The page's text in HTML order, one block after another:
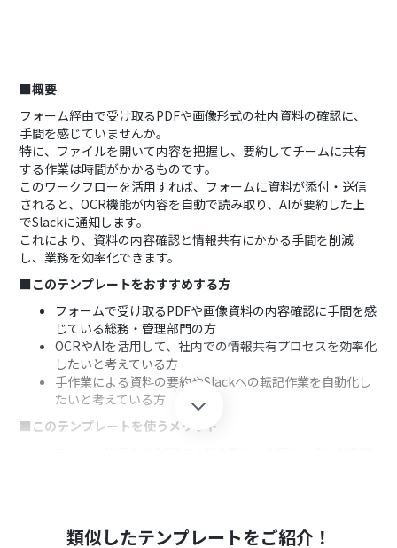
■概要
フォーム経由で受け取るPDFや画像形式の社内資料の確認に、
手間を感じていませんか。
特に、ファイルを開いて内容を把握し、要約してチームに共有
する作業は時間がかかるものです。
このワークフローを活用すれば、フォームに資料が添付・送信
されると、OCR機能が内容を自動で読み取り、AIが要約した上
でSlackに通知します。
これにより、資料の内容確認と情報共有にかかる手間を削減
し、業務を効率化できます。
■このテンプレートをおすすめする方
フォームで受け取るPDFや画像資料の内容確認に手間を感
じている総務・管理部門の方
OCRやAIを活用して、社内での情報共有プロセスを効率化
したいと考えている方
手作業による資料の要約やSlackへの転記作業を自動化し
たいと考えている方
■このテンプレートを使うメリット
できます。
類似したテンプレートをご紹介！